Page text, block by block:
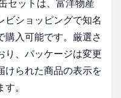
セットは、富洋物産
ビショッピングで知名
購入可能です。厳選さ
り、パッケージは変更
けられた商品の表示を
。